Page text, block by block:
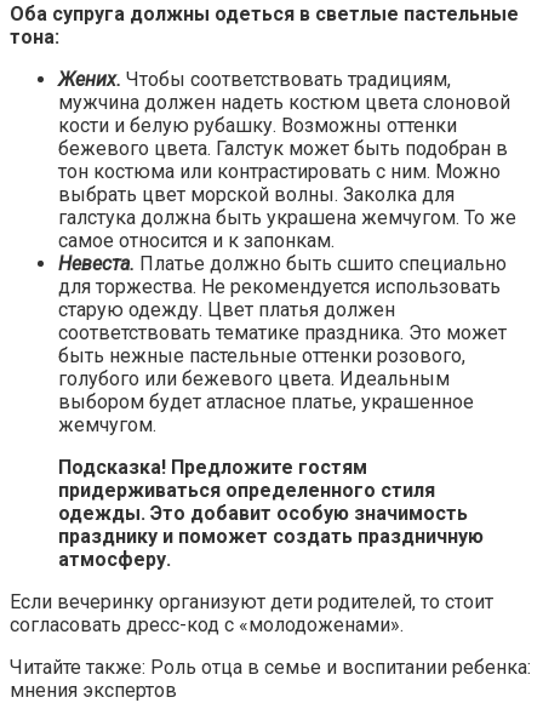
Оба супруга должны одеться в светлые пастельные
тона:
Жених. Чтобы соответствовать традициям,
мужчина должен надеть костюм цвета слоновой
кости и белую рубашку. Возможны оттенки
бежевого цвета. Галстук может быть подобран в
тон костюма или контрастировать с ним. Можно
выбрать цвет морской волны. Заколка для
галстука должна быть украшена жемчугом. То же
самое относится и к запонкам.
Невеста. Платье должно быть сшито специально
для торжества. Не рекомендуется использовать
старую одежду. Цвет платья должен
соответствовать тематике праздника. Это может
быть нежные пастельные оттенки розового,
голубого или бежевого цвета. Идеальным
выбором будет атласное платье, украшенное
жемчугом.
Подсказка! Предложите гостям
придерживаться определенного стиля
одежды. Это добавит особую значимость
празднику и поможет создать праздничную
атмосферу.
Если вечеринку организуют дети родителей, то стоит
согласовать дресс-код с «молодоженами».
Читайте также: Роль отца в семье и воспитании ребенка:
мнения экспертов